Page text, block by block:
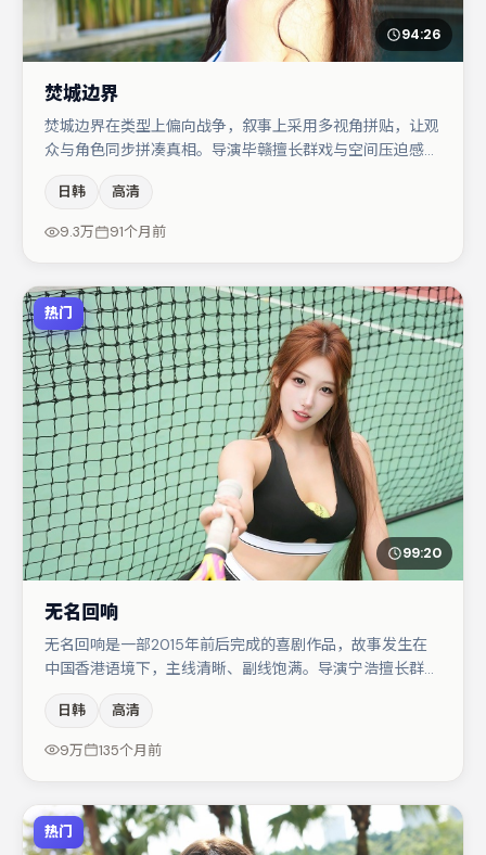
94:26
焚城边界
焚城边界在类型上偏向战争，叙事上采用多视角拼贴，让观
众与角色同步拼凑真相。导演毕赣擅长群戏与空间压迫感，
奈、桂纶镁、段奕宏等，角色动机前后呼应，适合喜欢抠台
词与伏笔的观众。节奏紧凑、反转有度，值得列入片单。
日韩 高清
9.3万 91个月前
热门
99:20
无名回响
无名回响是一部2015年前后完成的喜剧作品，故事发生在
中国香港语境下，主线清晰、副线饱满。导演宁浩擅长群戏
在片中承担叙事驱动，于和伟、裴斗娜分别提供反差与喜
剧/悬疑调剂（视场次而定）。整体完成度较高，适合周末
日韩 高清
9万 135个月前
热门